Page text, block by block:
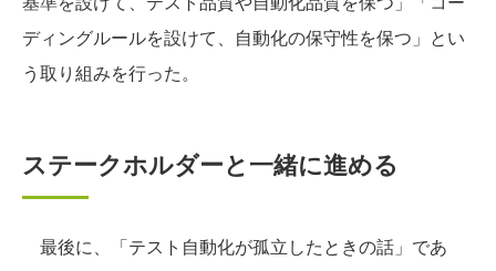
ディングルールを設けて、自動化の保守性を保つ」とい
う取り組みを行った。
ステークホルダーと一緒に進める
最後に、「テスト自動化が孤立したときの話」であ